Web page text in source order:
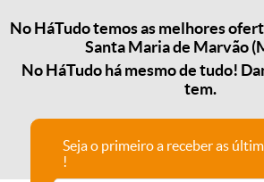
No HáTudo temos as melhores
Santa Maria de Marvão
No HáTudo há mesmo de tudo!
tem.
Seja o primeiro a receber as
!